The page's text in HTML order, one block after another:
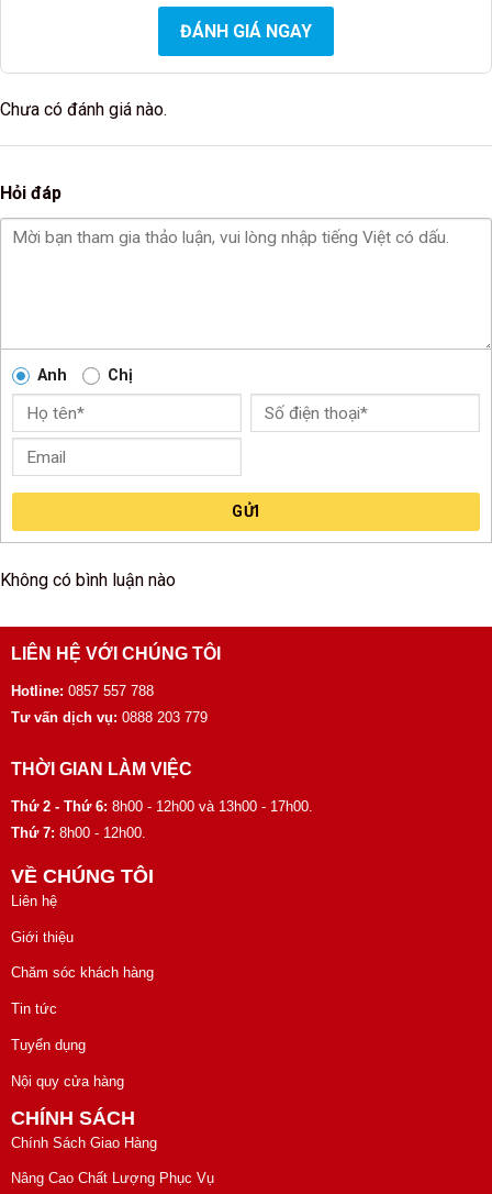
ĐÁNH GIÁ NGAY
Chưa có đánh giá nào.
Hỏi đáp
Anh Chị
GỬI
Không có bình luận nào
LIÊN HỆ VỚI CHÚNG TÔI
Hotline: 0857 557 788
Tư vấn dịch vụ: 0888 203 779
THỜI GIAN LÀM VIỆC
Thứ 2 - Thứ 6: 8h00 - 12h00 và 13h00 - 17h00.
Thứ 7: 8h00 - 12h00.
VỀ CHÚNG TÔI
Liên hệ
Giới thiệu
Chăm sóc khách hàng
Tin tức
Tuyển dụng
Nội quy cửa hàng
CHÍNH SÁCH
Chính Sách Giao Hàng
Nâng Cao Chất Lượng Phục Vụ